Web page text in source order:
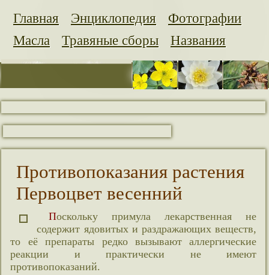
Главная Энциклопедия
Фотографии
Масла
Травяные сборы Названия
Противопоказания растения
Первоцвет весенний
Поскольку примула лекарственная не
содержит ядовитых и раздражающих веществ,
то её препараты редко вызывают аллергические
реакции и практически не имеют
противопоказаний.